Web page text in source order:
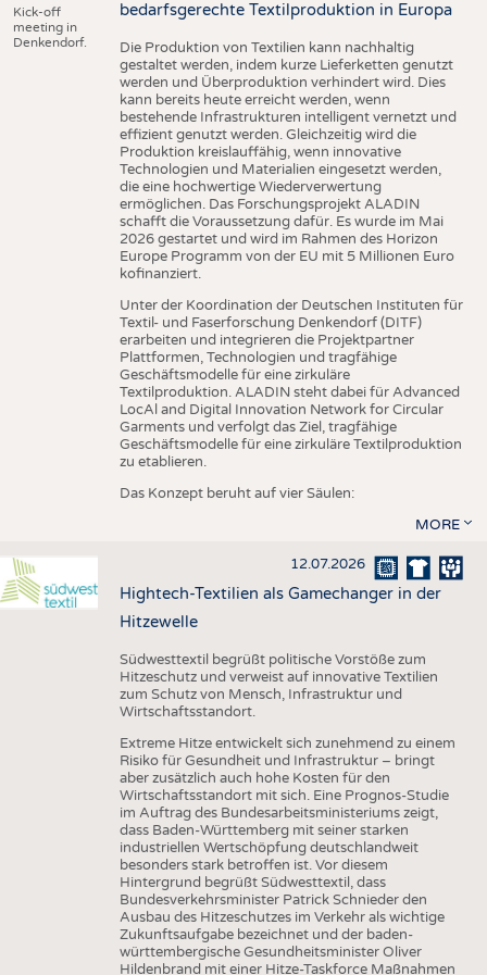
Kick-off
meeting in
Denkendorf.
bedarfsgerechte Textilproduktion in Europa
Die Produktion von Textilien kann nachhaltig
gestaltet werden, indem kurze Lieferketten genutzt
werden und Überproduktion verhindert wird. Dies
kann bereits heute erreicht werden, wenn
bestehende Infrastrukturen intelligent vernetzt und
effizient genutzt werden. Gleichzeitig wird die
Produktion kreislauffähig, wenn innovative
Technologien und Materialien eingesetzt werden,
die eine hochwertige Wiederverwertung
ermöglichen. Das Forschungsprojekt ALADIN
schafft die Voraussetzung dafür. Es wurde im Mai
2026 gestartet und wird im Rahmen des Horizon
Europe Programm von der EU mit 5 Millionen Euro
kofinanziert.
Unter der Koordination der Deutschen Instituten für
Textil- und Faserforschung Denkendorf (DITF)
erarbeiten und integrieren die Projektpartner
Plattformen, Technologien und tragfähige
Geschäftsmodelle für eine zirkuläre
Textilproduktion. ALADIN steht dabei für Advanced
LocAl and Digital Innovation Network for Circular
Garments und verfolgt das Ziel, tragfähige
Geschäftsmodelle für eine zirkuläre Textilproduktion
zu etablieren.
Das Konzept beruht auf vier Säulen:
MORE
12.07.2026
Hightech-Textilien als Gamechanger in der
Hitzewelle
Südwesttextil begrüßt politische Vorstöße zum
Hitzeschutz und verweist auf innovative Textilien
zum Schutz von Mensch, Infrastruktur und
Wirtschaftsstandort.
Extreme Hitze entwickelt sich zunehmend zu einem
Risiko für Gesundheit und Infrastruktur – bringt
aber zusätzlich auch hohe Kosten für den
Wirtschaftsstandort mit sich. Eine Prognos-Studie
im Auftrag des Bundesarbeitsministeriums zeigt,
dass Baden-Württemberg mit seiner starken
industriellen Wertschöpfung deutschlandweit
besonders stark betroffen ist. Vor diesem
Hintergrund begrüßt Südwesttextil, dass
Bundesverkehrsminister Patrick Schnieder den
Ausbau des Hitzeschutzes im Verkehr als wichtige
Zukunftsaufgabe bezeichnet und der baden-
württembergische Gesundheitsminister Oliver
Hildenbrand mit einer Hitze-Taskforce Maßnahmen